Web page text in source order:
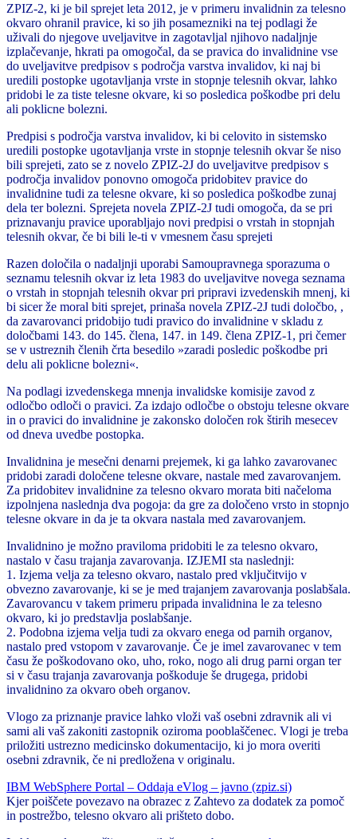
ZPIZ-2, ki je bil sprejet leta 2012, je v primeru invalidnin za telesno
okvaro ohranil pravice, ki so jih posamezniki na tej podlagi že
uživali do njegove uveljavitve in zagotavljal njihovo nadaljnje
izplačevanje, hkrati pa omogočal, da se pravica do invalidnine vse
do uveljavitve predpisov s področja varstva invalidov, ki naj bi
uredili postopke ugotavljanja vrste in stopnje telesnih okvar, lahko
pridobi le za tiste telesne okvare, ki so posledica poškodbe pri delu
ali poklicne bolezni.
Predpisi s področja varstva invalidov, ki bi celovito in sistemsko
uredili postopke ugotavljanja vrste in stopnje telesnih okvar še niso
bili sprejeti, zato se z novelo ZPIZ-2J do uveljavitve predpisov s
področja invalidov ponovno omogoča pridobitev pravice do
invalidnine tudi za telesne okvare, ki so posledica poškodbe zunaj
dela ter bolezni. Sprejeta novela ZPIZ-2J tudi omogoča, da se pri
priznavanju pravice uporabljajo novi predpisi o vrstah in stopnjah
telesnih okvar, če bi bili le-ti v vmesnem času sprejeti
Razen določila o nadaljnji uporabi Samoupravnega sporazuma o
seznamu telesnih okvar iz leta 1983 do uveljavitve novega seznama
o vrstah in stopnjah telesnih okvar pri pripravi izvedenskih mnenj, ki
bi sicer že moral biti sprejet, prinaša novela ZPIZ-2J tudi določbo, ,
da zavarovanci pridobijo tudi pravico do invalidnine v skladu z
določbami 143. do 145. člena, 147. in 149. člena ZPIZ-1, pri čemer
se v ustreznih členih črta besedilo »zaradi posledic poškodbe pri
delu ali poklicne bolezni«.
Na podlagi izvedenskega mnenja invalidske komisije zavod z
odločbo odloči o pravici. Za izdajo odločbe o obstoju telesne okvare
in o pravici do invalidnine je zakonsko določen rok štirih mesecev
od dneva uvedbe postopka.
Invalidnina je mesečni denarni prejemek, ki ga lahko zavarovanec
pridobi zaradi določene telesne okvare, nastale med zavarovanjem.
Za pridobitev invalidnine za telesno okvaro morata biti načeloma
izpolnjena naslednja dva pogoja: da gre za določeno vrsto in stopnjo
telesne okvare in da je ta okvara nastala med zavarovanjem.
Invalidnino je možno praviloma pridobiti le za telesno okvaro,
nastalo v času trajanja zavarovanja. IZJEMI sta naslednji:
1. Izjema velja za telesno okvaro, nastalo pred vključitvijo v
obvezno zavarovanje, ki se je med trajanjem zavarovanja poslabšala.
Zavarovancu v takem primeru pripada invalidnina le za telesno
okvaro, ki jo predstavlja poslabšanje.
2. Podobna izjema velja tudi za okvaro enega od parnih organov,
nastalo pred vstopom v zavarovanje. Če je imel zavarovanec v tem
času že poškodovano oko, uho, roko, nogo ali drug parni organ ter
si v času trajanja zavarovanja poškoduje še drugega, pridobi
invalidnino za okvaro obeh organov.
Vlogo za priznanje pravice lahko vloži vaš osebni zdravnik ali vi
sami ali vaš zakoniti zastopnik oziroma pooblaščenec. Vlogi je treba
priložiti ustrezno medicinsko dokumentacijo, ki jo mora overiti
osebni zdravnik, če ni predložena v originalu.
IBM WebSphere Portal – Oddaja eVlog – javno (zpiz.si)
Kjer poiščete povezavo na obrazec z Zahtevo za dodatek za pomoč
in postrežbo, telesno okvaro ali prišteto dobo.